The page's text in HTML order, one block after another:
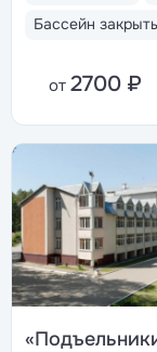
Бассейн
от 2700 ₽